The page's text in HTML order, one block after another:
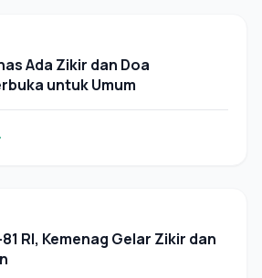
Ada Zikir dan Doa
untuk Umum
RI, Kemenag Gelar Zikir dan